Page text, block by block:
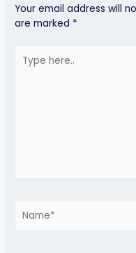
Your email address will
are marked *
here..